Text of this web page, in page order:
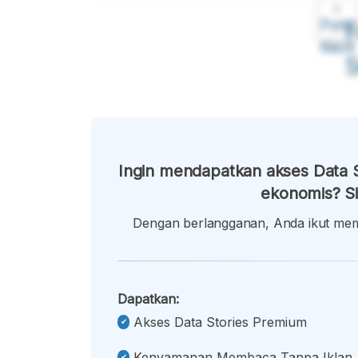
Font
Kecil
Ingin mendapatkan akses
ekonomis?
Dengan berlangganan, Anda ikut
Dapatkan:
Akses Data Stories Premium